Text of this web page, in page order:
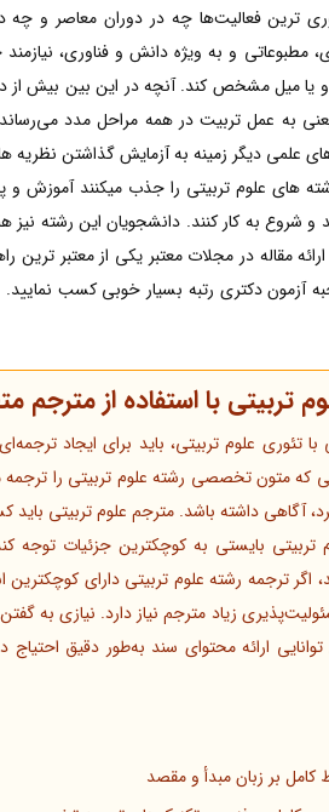
ترین فعالیت‌ها چه در دوران معاصر و چه
مطبوعاتی و به ویژه دانش و فناوری،
و یا میل مشخص کند. آنچه در این بین بیش
به عمل تربیت در همه مراحل مدد
علمی دیگر زمینه به آزمایش گذاشتن نظریه
های علوم تربیتی را جذب میکنند آموزش و
شروع به کار کنند. دانشجویان این رشته نیز
ارائه مقاله در مجلات معتبر یکی از معتبر
آزمون دکتری رتبه بسیار خوبی کسب
تربیتی با استفاده از
علوم تربیتی، باید برای ایجاد
متون تخصصی رشته علوم تربیتی را ترجمه
آگاهی داشته باشد. مترجم علوم تربیتی
بایستی به کوچکترین جزئیات توجه
ترجمه رشته علوم تربیتی دارای کوچکترین
زیاد مترجم نیاز دارد. نیازی به
ارائه محتوای سند به‌طور دقیق احتیاج
کامل بر زبان مبدأ و مقصد